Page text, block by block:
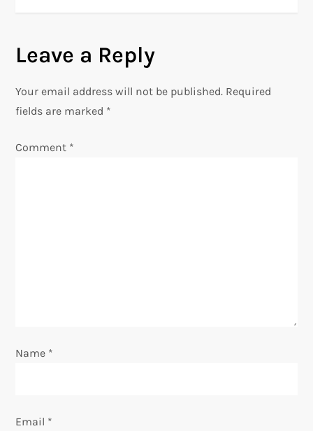
n
a
v
i
n
Leave a Reply
Your email address will not be published. Required
fields are marked *
Comment *
Name *
Email *